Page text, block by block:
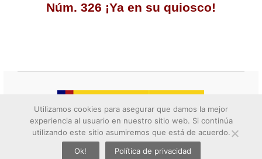
facebook whatsapp google+
Núm. 326 ¡Ya en su quiosco!
© 2026 Descubrir el arte. All rights reserved.
Utilizamos cookies para asegurar que damos la mejor
experiencia al usuario en nuestro sitio web. Si continúa
utilizando este sitio asumiremos que está de acuerdo.
Ok!
Política de privacidad